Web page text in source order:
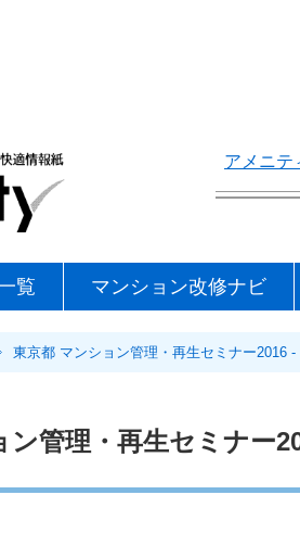
覧 マンション改修ナビ
アメニテ
東京都 マンション管理・再生セミナー2016
ン管理・再生セミナー